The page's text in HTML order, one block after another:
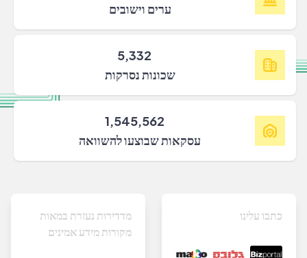
ערים וישובים
5,332
שכונות נסרקות
1,545,562
עסקאות שבוצעו להשוואה
מדדירות נעזרת במאות
מקורות מידע אמינים
כתבו עלינו